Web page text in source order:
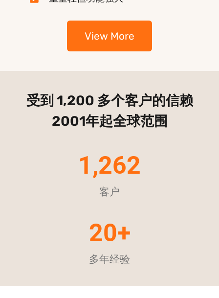
View More
受到 1,200 多个客户的信赖
2001年起全球范围
1,262
客户
20+
多年经验